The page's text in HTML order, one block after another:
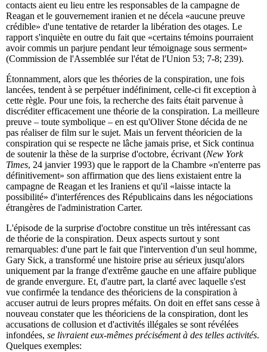
contacts aient eu lieu entre les responsables de la campagne de
Reagan et le gouvernement iranien et ne décela «aucune preuve
crédible» d'une tentative de retarder la libération des otages. Le
rapport s'inquiète en outre du fait que «certains témoins pourraient
avoir commis un parjure pendant leur témoignage sous serment»
(Commission de l'Assemblée sur l'état de l'Union 53; 7-8; 239).
Étonnamment, alors que les théories de la conspiration, une fois
lancées, tendent à se perpétuer indéfiniment, celle-ci fit exception à
cette règle. Pour une fois, la recherche des faits était parvenue à
discréditer efficacement une théorie de la conspiration. La meilleure
preuve – toute symbolique – en est qu'Oliver Stone décida de ne
pas réaliser de film sur le sujet. Mais un fervent théoricien de la
conspiration qui se respecte ne lâche jamais prise, et Sick continua
de soutenir la thèse de la surprise d'octobre, écrivant (New York
Times, 24 janvier 1993) que le rapport de la Chambre «n'enterre pas
définitivement» son affirmation que des liens existaient entre la
campagne de Reagan et les Iraniens et qu'il «laisse intacte la
possibilité» d'interférences des Républicains dans les négociations
étrangères de l'administration Carter.
L'épisode de la surprise d'octobre constitue un très intéressant cas
de théorie de la conspiration. Deux aspects surtout y sont
remarquables: d'une part le fait que l'intervention d'un seul homme,
Gary Sick, a transformé une histoire prise au sérieux jusqu'alors
uniquement par la frange d'extrême gauche en une affaire publique
de grande envergure. Et, d'autre part, la clarté avec laquelle s'est
vue confirmée la tendance des théoriciens de la conspiration à
accuser autrui de leurs propres méfaits. On doit en effet sans cesse à
nouveau constater que les théoriciens de la conspiration, dont les
accusations de collusion et d'activités illégales se sont révélées
infondées, se livraient eux-mêmes précisément à des telles activités.
Quelques exemples: